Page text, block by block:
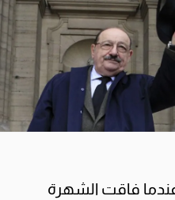
عندما فاقت الشهرة